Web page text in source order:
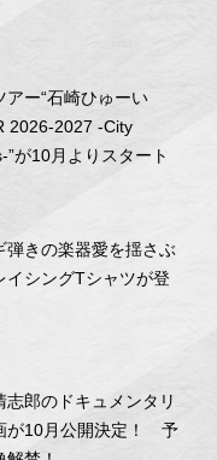
アー“石崎ひゅーい
2026-2027 -City
”が10月よりスタート
弾きの楽器愛を揺さぶ
イシングTシャツが登
志郎のドキュメンタリ
が10月公開決定！ 予